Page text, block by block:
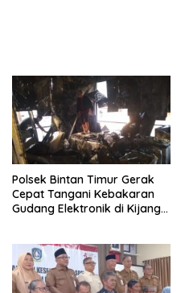
Polsek Bintan Timur Gerak
Cepat Tangani Kebakaran
Gudang Elektronik di Kijang